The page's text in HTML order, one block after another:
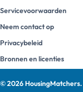
Servicevoorwaarden
Neem contact op
Privacybeleid
Bronnen en licenties
©2026 HousingMatchers.